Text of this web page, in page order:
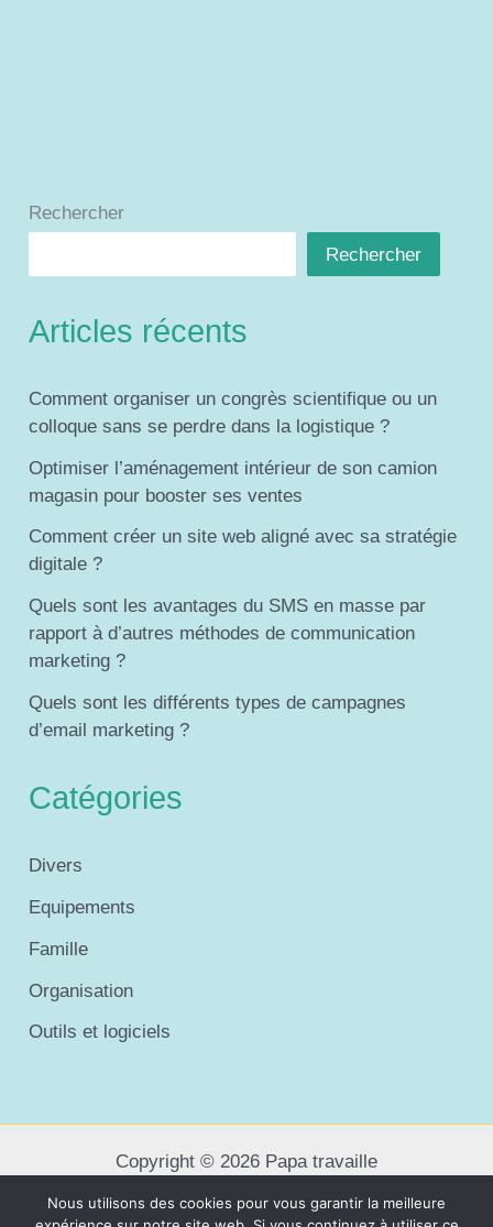
Rechercher
Rechercher
Articles récents
Comment organiser un congrès scientifique ou un
colloque sans se perdre dans la logistique ?
Optimiser l’aménagement intérieur de son camion
magasin pour booster ses ventes
Comment créer un site web aligné avec sa stratégie
digitale ?
Quels sont les avantages du SMS en masse par
rapport à d’autres méthodes de communication
marketing ?
Quels sont les différents types de campagnes
d’email marketing ?
Catégories
Divers
Equipements
Famille
Organisation
Outils et logiciels
Copyright © 2026 Papa travaille
Nous utilisons des cookies pour vous garantir la meilleure